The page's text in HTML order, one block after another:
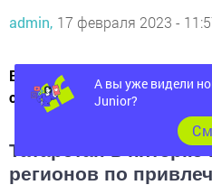
admin, 17 февраля 2023 -
Всего в России по новой
средних компаний получили
Татарстан в
регионов по
А вы уже видели
Junior?